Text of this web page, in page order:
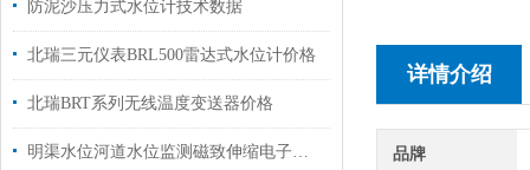
防泥沙压力式水位计技术数据
北瑞三元仪表BRL500雷达式水位计价格
北瑞BRT系列无线温度变送器价格
明渠水位河道水位监测磁致伸缩电子水尺
详情介绍
品牌